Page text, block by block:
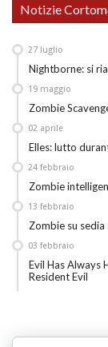
Notizie
Nightborne: si
27 luglio
Zombie
19 maggio
Elles: lutto
02 aprile
Zombie
24 febbraio
Zombie su
13 febbraio
Evil Has Always
Resident Evil
03 febbraio